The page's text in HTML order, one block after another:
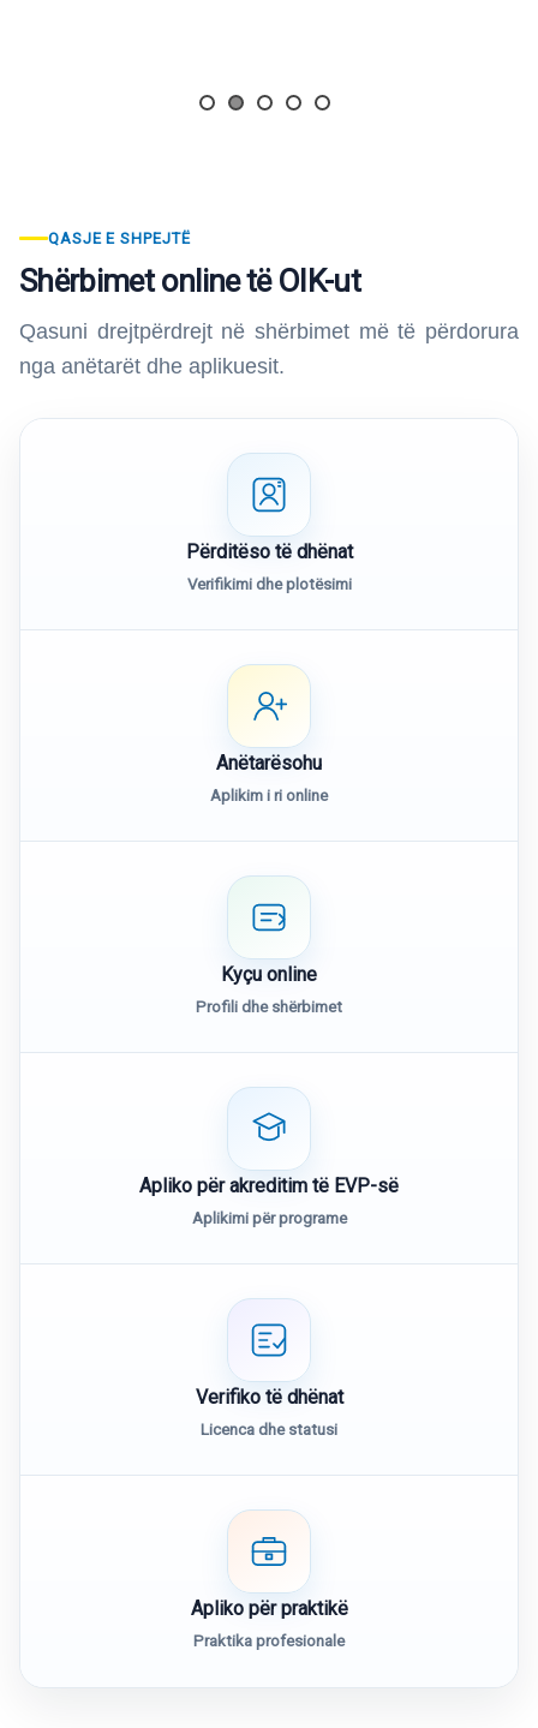
QASJE E SHPEJTË
Shërbimet online të OIK-ut
Qasuni drejtpërdrejt në shërbimet më të përdorura
nga anëtarët dhe aplikuesit.
Përditëso të dhënat
Verifikimi dhe plotësimi
Anëtarësohu
Aplikim i ri online
Kyçu online
Profili dhe shërbimet
Apliko për akreditim të EVP-së
Aplikimi për programe
Verifiko të dhënat
Licenca dhe statusi
Apliko për praktikë
Praktika profesionale